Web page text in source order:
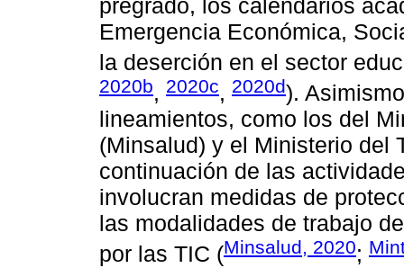
pregrado, los calendarios
Emergencia Económica,
la deserción en el sector
2020b, 2020c, 2020d).
lineamientos, como los del
(Minsalud) y el Ministerio del
continuación de las
involucran medidas de
las modalidades de trabajo
por las TIC (Minsalud, 2020;